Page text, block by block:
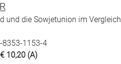
und die Sowjetunion im Vergleich
8353-1153-4
10,20 (A)